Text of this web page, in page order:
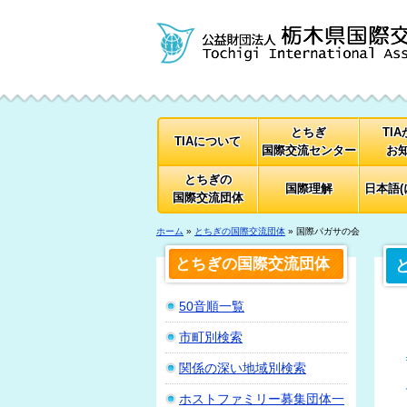
TIAについて
とちぎ
国際交流センター
TIA
お
とちぎの
国際交流団体
国際理解 日本語(
ホーム » とちぎの国際交流団体 » 国際パガサの会
とちぎの国際交流団体
50音順一覧
市町別検索
関係の深い地域別検索
ホストファミリー募集団体一